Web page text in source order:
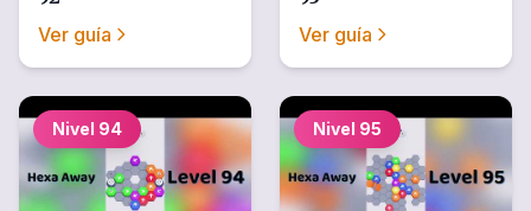
Ver guía
Ver guía
Nivel 94 Nivel 95